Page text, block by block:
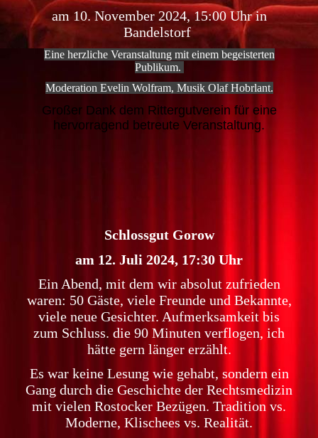
am 10. November 2024, 15:00 Uhr in
Bandelstorf
Eine herzliche Veranstaltung mit einem begeisterten
Publikum.
Moderation Evelin Wolfram, Musik Olaf Hobrlant.
Großer Dank dem Rittergutverein für eine
hervorragend betreute Veranstaltung.
Schlossgut Gorow
am 12. Juli 2024, 17:30 Uhr
Ein Abend, mit dem wir absolut zufrieden
waren: 50 Gäste, viele Freunde und Bekannte,
viele neue Gesichter. Aufmerksamkeit bis
zum Schluss. die 90 Minuten verflogen, ich
hätte gern länger erzählt.
Es war keine Lesung wie gehabt, sondern ein
Gang durch die Geschichte der Rechtsmedizin
mit vielen Rostocker Bezügen. Tradition vs.
Moderne, Klischees vs. Realität.